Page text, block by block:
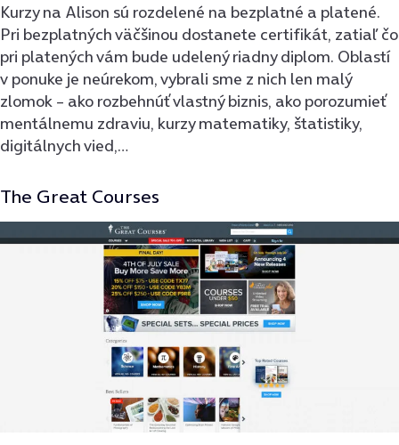
Kurzy na Alison sú rozdelené na bezplatné a platené.
Pri bezplatných väčšinou dostanete certifikát, zatiaľ čo
pri platených vám bude udelený riadny diplom. Oblastí
v ponuke je neúrekom, vybrali sme z nich len malý
zlomok – ako rozbehnúť vlastný biznis, ako porozumieť
mentálnemu zdraviu, kurzy matematiky, štatistiky,
digitálnych vied,…
The Great Courses